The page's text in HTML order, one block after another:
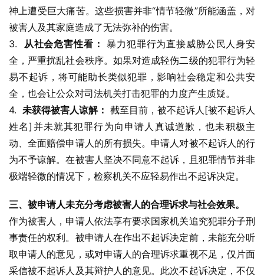
神上遭受巨大痛苦。这些损害并非“情节轻微”所能涵盖，对
被害人及其家庭造成了无法弥补的伤害。
3. 从社会危害性看： 暴力犯罪行为直接威胁公民人身安
全，严重扰乱社会秩序。如果对造成轻伤二级的犯罪行为轻
易不起诉，将可能助长类似犯罪，影响社会稳定和公共安
全，也会让公众对司法机关打击犯罪的力度产生质疑。
4. 未获得被害人谅解： 截至目前，被不起诉人[被不起诉人
姓名]并未就其犯罪行为向申请人真诚道歉，也未积极主
动、全面赔偿申请人的所有损失。申请人对被不起诉人的行
为不予谅解。在被害人坚决不同意不起诉，且犯罪情节并非
极端轻微的情况下，检察机关不应轻易作出不起诉决定。
三、被申请人未充分考虑被害人的合理诉求与社会效果。
作为被害人，申请人依法享有要求国家机关追究犯罪分子刑
事责任的权利。被申请人在作出不起诉决定前，未能充分听
取申请人的意见，或对申请人的合理诉求重视不足，仅片面
采信被不起诉人及其辩护人的意见。此次不起诉决定，不仅